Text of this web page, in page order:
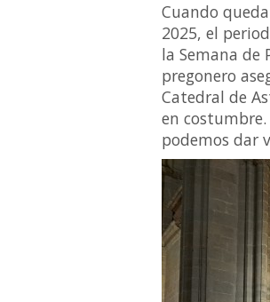
Cuando
2025, el
la Semana de
pregonero
Catedral de
en
podemos dar